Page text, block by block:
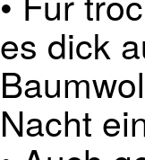
es dick
Nacht